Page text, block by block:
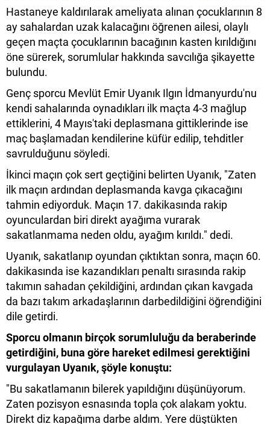
Hastaneye kaldırılarak ameliyata alınan çocuklarının 8
ay sahalardan uzak kalacağını öğrenen ailesi, olaylı
geçen maçta çocuklarının bacağının kasten kırıldığını
öne sürerek, sorumlular hakkında savcılığa şikayette
bulundu.
Genç sporcu Mevlüt Emir Uyanık Ilgın İdmanyurdu'nu
kendi sahalarında oynadıkları ilk maçta 4-3 mağlup
ettiklerini, 4 Mayıs'taki deplasmana gittiklerinde ise
maç başlamadan kendilerine küfür edilip, tehditler
savrulduğunu söyledi.
İkinci maçın çok sert geçtiğini belirten Uyanık, "Zaten
ilk maçın ardından deplasmanda kavga çıkacağını
tahmin ediyorduk. Maçın 17. dakikasında rakip
oyunculardan biri direkt ayağıma vurarak
sakatlanmama neden oldu, ayağım kırıldı." dedi.
Uyanık, sakatlanıp oyundan çıktıktan sonra, maçın 60.
dakikasında ise kazandıkları penaltı sırasında rakip
takımın sahadan çekildiğini, ardından çıkan kavgada
da bazı takım arkadaşlarının darbedildiğini öğrendiğini
dile getirdi.
Sporcu olmanın birçok sorumluluğu da beraberinde
getirdiğini, buna göre hareket edilmesi gerektiğini
vurgulayan Uyanık, şöyle konuştu:
"Bu sakatlamanın bilerek yapıldığını düşünüyorum.
Zaten pozisyon esnasında topla çok alakam yoktu.
Direkt diz kapağıma darbe aldım. Yere düştükten